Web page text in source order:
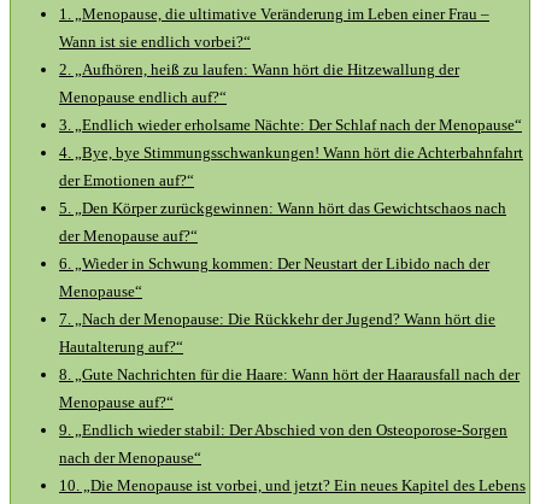
1. „Menopause, die⁤ ultimative Veränderung im Leben ‌einer Frau –
Wann⁢ ist ‌sie​ endlich vorbei?“
2. „Aufhören, ‌heiß zu laufen:⁣ Wann hört‍ die Hitzewallung ‌der
Menopause endlich auf?“
3. „Endlich wieder erholsame Nächte: Der ⁤Schlaf‍ nach der Menopause“
4.‌ „Bye, bye Stimmungsschwankungen! Wann hört die Achterbahnfahrt
der⁤ Emotionen⁢ auf?“
5. „Den Körper zurückgewinnen: Wann hört das Gewichtschaos nach
der Menopause auf?“
6. „Wieder in Schwung kommen: Der Neustart ‍der⁢ Libido nach der⁢
Menopause“
7. „Nach der Menopause: Die Rückkehr der Jugend? Wann‌ hört die
⁣Hautalterung auf?“
8. „Gute Nachrichten für die‍ Haare: Wann ​hört ‌der Haarausfall nach⁢ der
Menopause auf?“
9. „Endlich wieder stabil: Der Abschied von den Osteoporose-Sorgen⁢
nach der Menopause“
10. „Die ⁢Menopause ist vorbei, und jetzt? Ein neues Kapitel des Lebens